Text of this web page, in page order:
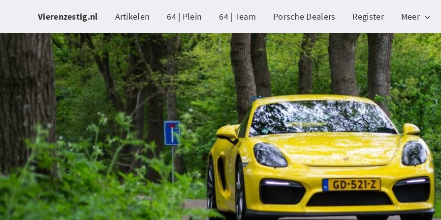
Vierenzestig.nl Artikelen 64 | Plein 64 | Team Porsche Dealers Register Meer